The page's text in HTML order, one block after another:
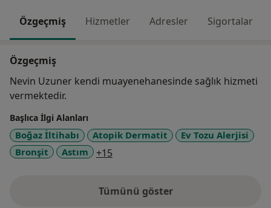
Özgeçmiş Hizmetler Adresler Sigortalar
Özgeçmiş
Nevin Uzuner kendi muayenehanesinde sağlık hizmeti
vermektedir.
Başlıca İlgi Alanları
Boğaz İltihabı Atopik Dermatit
Ev Tozu Alerjisi
Bronşit
Astım +15
Tümünü gösterdeneyim hakkında